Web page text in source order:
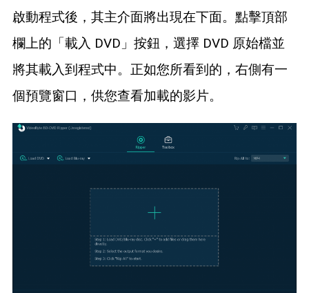
啟動程式後，其主介面將出現在下面。點擊頂部
欄上的「載入 DVD」按鈕，選擇 DVD 原始檔並
將其載入到程式中。正如您所看到的，右側有一
個預覽窗口，供您查看加載的影片。